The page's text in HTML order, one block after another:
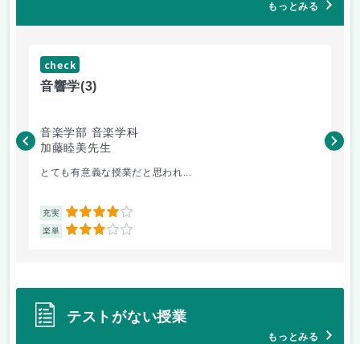
もっとみる
check
音響学(3)
音楽学部 音楽学科
加藤睦美先生
とても有意義な授業だと思われ...
充実 4
楽単 3
矢
テストがない授業
もっとみる